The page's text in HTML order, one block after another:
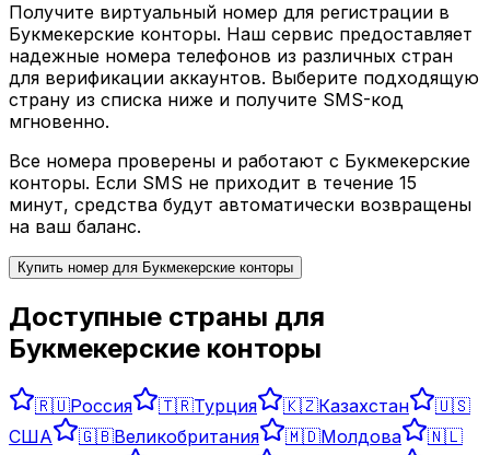
Получите виртуальный номер для регистрации в
Букмекерские конторы. Наш сервис предоставляет
надежные номера телефонов из различных стран
для верификации аккаунтов. Выберите подходящую
страну из списка ниже и получите SMS-код
мгновенно.
Все номера проверены и работают с Букмекерские
конторы. Если SMS не приходит в течение 15
минут, средства будут автоматически возвращены
на ваш баланс.
Купить номер для Букмекерские конторы
Доступные страны для
Букмекерские конторы
🇷🇺Россия 🇹🇷Турция 🇰🇿Казахстан
🇺🇸
США
🇬🇧Великобритания 🇲🇩Молдова
🇳🇱